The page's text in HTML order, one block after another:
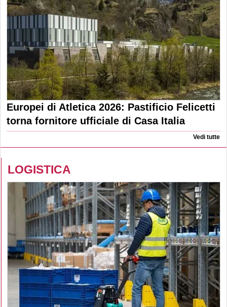
Europei di Atletica 2026: Pastificio Felicetti
torna fornitore ufficiale di Casa Italia
Vedi tutte
LOGISTICA